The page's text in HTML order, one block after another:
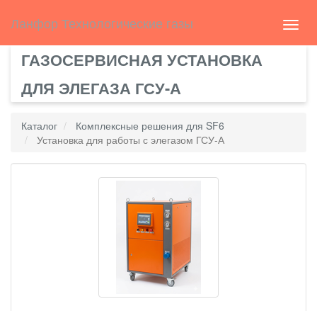
Ланфор Технологические газы
ГАЗОСЕРВИСНАЯ УСТАНОВКА
ДЛЯ ЭЛЕГАЗА ГСУ-А
Каталог
Комплексные решения для SF6
Установка для работы с элегазом ГСУ-А
english